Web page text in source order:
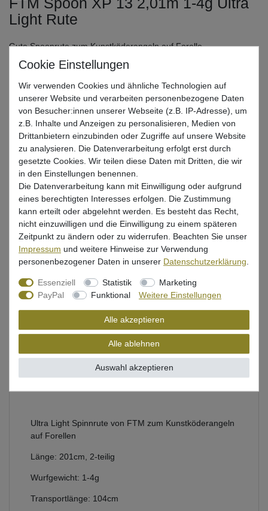
Light Rute
Gute Spoonrute zum Kunstköderangeln auf Forelle
UVP 103,99 €
66,82 EUR *
* inkl. ges. MwSt. zzgl.Versandkosten
Lieferzeit 1-3 Tage (Deutschland); 3-7 Tage (Ausland)
Informationen zur Berechnung des Liefertermins hier
Nur noch 4 Stück verfügbar
In den Warenkorb
Wunschliste
Ultra Light Spinnrute von FTM zum Kunstköderangeln
auf Forellen
Länge: 201cm, 2-teilig
Wurfgewicht: 1-4g
Transportlänge: 104cm
Wir verwenden Cookies und ähnliche Technologien auf
unserer Website und verarbeiten personenbezogene Daten
von Besucher:innen unserer Webseite (z.B. IP-Adresse), um
z.B. Inhalte und Anzeigen zu personalisieren, Medien von
Drittanbietern einzubinden oder Zugriffe auf unsere Website
zu analysieren. Die Datenverarbeitung erfolgt erst durch
gesetzte Cookies. Wir teilen diese Daten mit Dritten, die wir
in den Einstellungen benennen.
Die Datenverarbeitung kann mit Einwilligung oder aufgrund
eines berechtigten Interesses erfolgen. Die Zustimmung
kann erteilt oder abgelehnt werden. Es besteht das Recht,
nicht einzuwilligen und die Einwilligung zu einem späteren
Zeitpunkt zu ändern oder zu widerrufen. Beachten Sie unser
Impressum und weitere Hinweise zur Verwendung
personenbezogener Daten in unserer Daten­schutz­erklärung
Essenziell Statistik
Marketing
PayPal
Funktional Weitere Einstellungen
Alle akzeptieren
Alle ablehnen
Auswahl akzeptieren